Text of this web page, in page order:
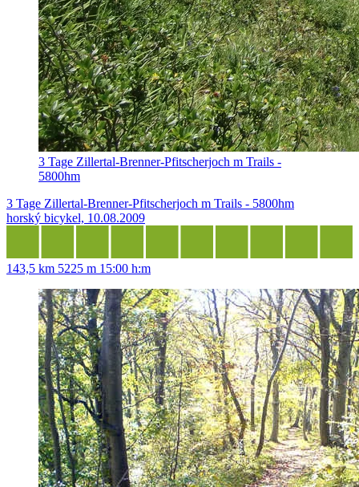
3 Tage Zillertal-Brenner-Pfitscherjoch m Trails -
5800hm
3 Tage Zillertal-Brenner-Pfitscherjoch m Trails - 5800hm
horský bicykel, 10.08.2009
143,5 km 5225 m 15:00 h:m